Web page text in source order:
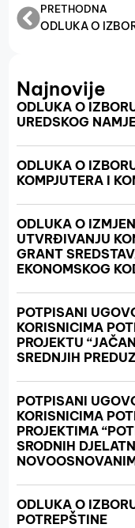
PRETHODNA
Najnovije
ODLUKA O
UREDSKOG
ODLUKA O
KOMPJUTERA I
ODLUKA O
UTVRĐIVANJU
GRANT
EKONOMSKOG
POTPISANI
KORISNICIMA
PROJEKTU
SREDNJIH
POTPISANI
KORISNICIMA
PROJEKTIMA
SRODNIH
ODLUKA O
POTREPŠTINE